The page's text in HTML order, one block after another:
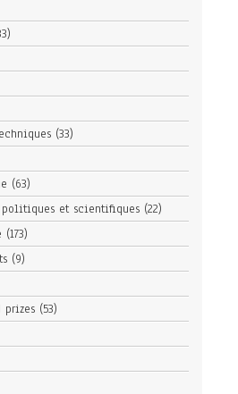
(33)
(63)
politiques et scientifiques (22)
(173)
(9)
prizes (53)